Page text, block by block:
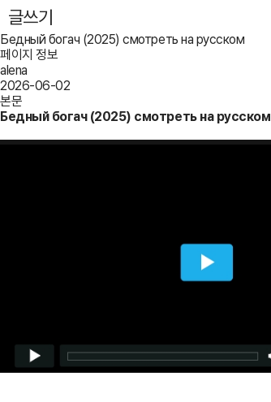
글쓰기
Бедный богач (2025) смотреть на русском
페이지 정보
alena
2026-06-02
본문
Бедный богач (2025) смотреть на русском